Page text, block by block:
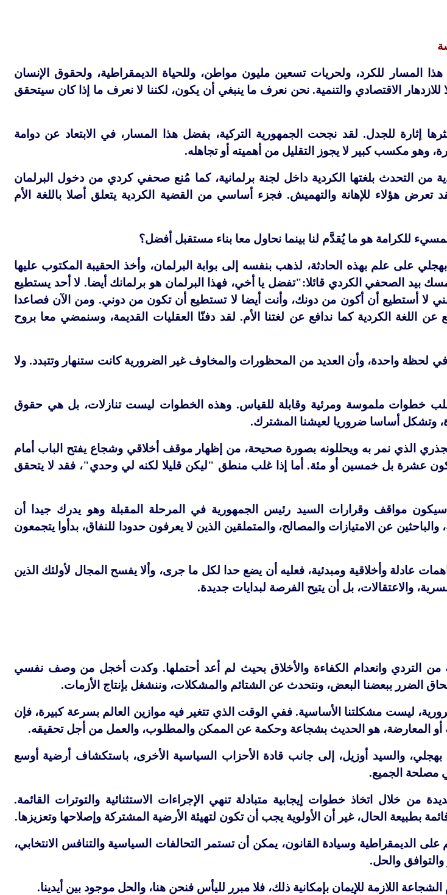
المسار للكرد، ولحريات تسعين مليون مواطن، وللحياة الديمقراطية، ولحقوق الإنسان
الاقتصادي والتنمية. نحن نعرف ما ينبغي أن يكون، لكننا لا نعرف ما إذا كان سيتحقق
إثارة للجدل. لقد نجحت الجمهورية التركية، بفضل هذا المسار، في الابتعاد عن دوامة
وهو مكسب كبير لا يجوز التقليل من أهميته أو تجاهله.
من التحدث بلغتها الكردية داخل لجنة برلمانية، كما مُنع صحفي كردي من دخول البرلمان
تعرض هؤلاء للإهانة والتهميش. فجزء أساسي من القضية الكردية يتعلق أصلا باللغة الأم
للكرامة هو ما يُقدَّم لنا بينما نحاول معا بناء مستقبل أفضل؟
على علم بهذه الحادثة، لذهب بنفسه إلى بوابة البرلمان، وأخذ الحقيبة المكتوب عليها
بيد الصحفي الكردي قائلا:"تفضل يا أخي، فهذا البرلمان هو برلمانك أيضا. لا أحد يستطيع
لا أستطيع أن أكون من دونك، وأنت أيضا لا تستطيع أن تكون من دوني. ومن الآن فصاعدا
عن اللغة الكردية كما ندافع عن لغتنا الأم. لقد دفنّا العقليات القديمة، وسنمضي معا بروح
لحظة واحدة، وأن العديد من المحظورات والمخاوف غير الضرورية كانت ستنهار وتتبدد. ولا
خطوات ملموسة ومرئية وقابلة للقياس. وهذه الخطوات ليست تنازلات، بل هي حقوق
وتشكل أساسا ضروريا لعيشنا المشترك.
الذي نمر به ويحللونه بصورة صحيحة، من إظهار موقف أخلاقي وشجاع يفتح الباب أمام
عشرة بل خمسين أو مئة. أما إذا غلب منطق "ليكن قليلا لكنه لي وحدي"، فقد لا يتحقق
مواقف وقرارات السيد رئيس الجمهورية في المرحلة المقبلة وهو يدرك جيدا أن
والباحثين عن الامتيازات والمصالح، والمتملقين الذين لا يعرفون حدودا للنفاق، بدأوا يتجمعون
عادلة وأخلاقية ومبدئية، فعليه أن يضع حدا لكل ما جرى، وألا يفسح المجال لأولئك الذين
والاعتقالات، بل أن يتيح الفرصة لبدايات جديدة.
من التردي وانعدام الكفاءة والأخلاق بحيث لم أعد أحتملها. وكدت أخجل من وصف نفسي
الضرر ببعضنا البعض، ونتحدث عن الشتائم والمشكلات، وننشغل بإنتاج الأزمات.
ليست مشكلتنا الأساسية. ففي الوقت الذي تتغير فيه موازين العالم بسرعة كبيرة، فإن
المعارضة، هو الحديث بشجاعة وحكمة عن الممكن والمطلوب، والعمل من أجل تحقيقه.
بهجلي، والسيد أوزيل، إلى جانب قادة الأحزاب السياسية الأخرى، باستكشاف أرضية أوسع
مصلحة الجميع.
من خلال اتخاذ خطوات إيجابية متبادلة تنهي الإجراءات الاستثنائية والتوترات القائمة.
بطبيعة الحال، غير أن الأولوية يجب أن تكون لتهيئة الأرضية المشتركة وإصلاحها وتعزيزها.
الديمقراطية وسيادة القانون، يمكن أن تستمر التحالفات السياسية والتنافس الانتخابي،
والحل.
اللازمة للإيمان بإمكانية ذلك، فلا مبرر لليأس فنحن هنا، والحل موجود بين أيدينا.